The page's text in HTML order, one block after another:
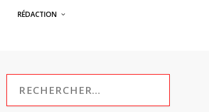
RÉDACTION